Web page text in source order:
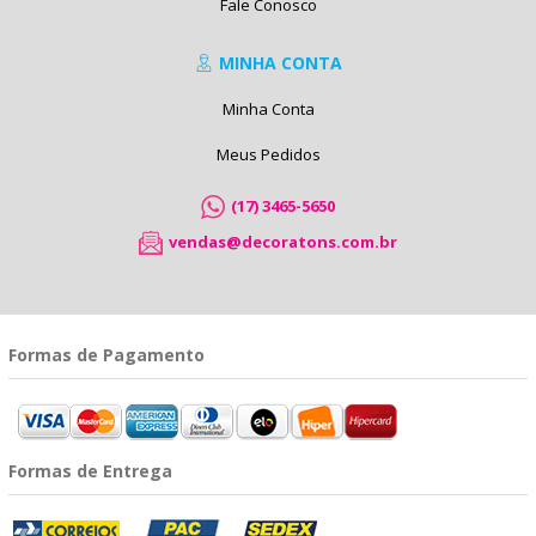
Fale Conosco
MINHA CONTA
Minha Conta
Meus Pedidos
(17) 3465-5650
vendas@decoratons.com.br
Formas de Pagamento
Formas de Entrega